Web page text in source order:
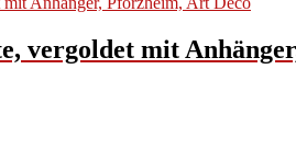
vergoldet mit